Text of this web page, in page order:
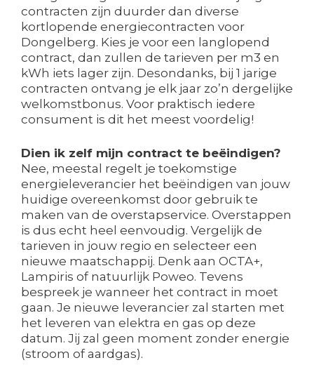
contracten zijn duurder dan diverse
kortlopende energiecontracten voor
Dongelberg. Kies je voor een langlopend
contract, dan zullen de tarieven per m3 en
kWh iets lager zijn. Desondanks, bij 1 jarige
contracten ontvang je elk jaar zo’n dergelijke
welkomstbonus. Voor praktisch iedere
consument is dit het meest voordelig!
Dien ik zelf mijn contract te beëindigen?
Nee, meestal regelt je toekomstige
energieleverancier het beëindigen van jouw
huidige overeenkomst door gebruik te
maken van de overstapservice. Overstappen
is dus echt heel eenvoudig. Vergelijk de
tarieven in jouw regio en selecteer een
nieuwe maatschappij. Denk aan OCTA+,
Lampiris of natuurlijk Poweo. Tevens
bespreek je wanneer het contract in moet
gaan. Je nieuwe leverancier zal starten met
het leveren van elektra en gas op deze
datum. Jij zal geen moment zonder energie
(stroom of aardgas).